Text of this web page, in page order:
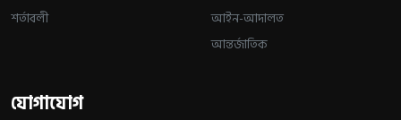
শর্তাবলী
আইন-আদালত
আন্তর্জাতিক
যোগাযোগ